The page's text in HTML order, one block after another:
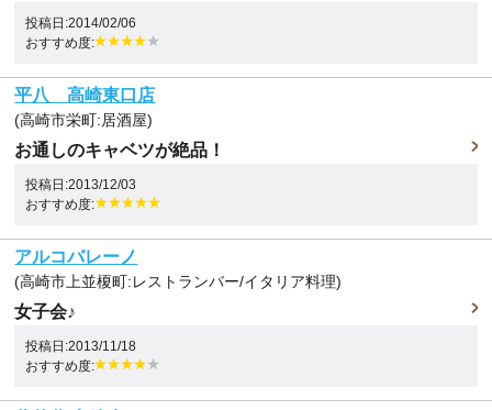
投稿日:2014/02/06
おすすめ度:
平八 高崎東口店
(高崎市栄町:居酒屋)
お通しのキャベツが絶品！
投稿日:2013/12/03
おすすめ度:
アルコバレーノ
(高崎市上並榎町:レストランバー/イタリア料理)
女子会♪
投稿日:2013/11/18
おすすめ度: